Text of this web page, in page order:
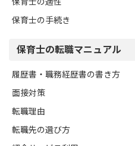
保育士の適性
保育士の手続き
保育士の転職マニュアル
履歴書・職務経歴書の書き方
面接対策
転職理由
転職先の選び方